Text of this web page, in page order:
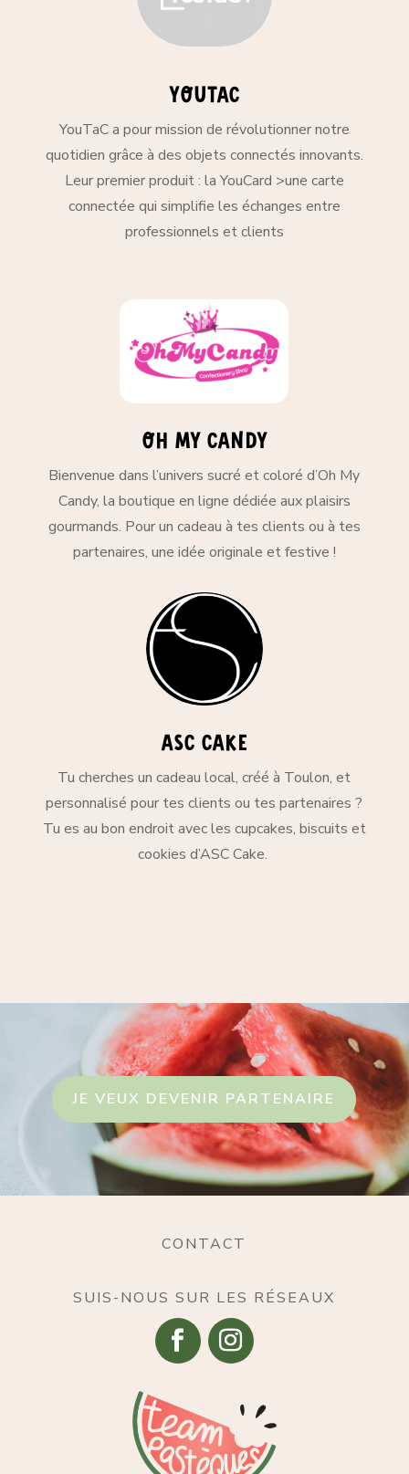
YouTac
YouTaC a pour mission de révolutionner notre
quotidien grâce à des objets connectés innovants.
Leur premier produit : la YouCard >une carte
connectée qui simplifie les échanges entre
professionnels et clients
Oh my candy
Bienvenue dans l’univers sucré et coloré d’Oh My
Candy, la boutique en ligne dédiée aux plaisirs
gourmands. Pour un cadeau à tes clients ou à tes
partenaires, une idée originale et festive !
asc cake
Tu cherches un cadeau local, créé à Toulon, et
personnalisé pour tes clients ou tes partenaires ?
Tu es au bon endroit avec les cupcakes, biscuits et
cookies d’ASC Cake.
JE VEUX DEVENIR PARTENAIRE
CONTACT
SUIS-NOUS SUR LES RÉSEAUX